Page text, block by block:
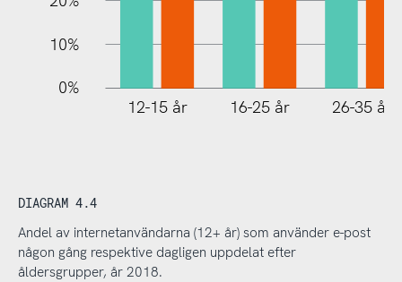
10%
0%
12-15 år 16-25 år 26-35 år
DIAGRAM 4.4
Andel av internetanvändarna (12+ år) som använder e-post
någon gång respektive dagligen uppdelat efter
åldersgrupper, år 2018.